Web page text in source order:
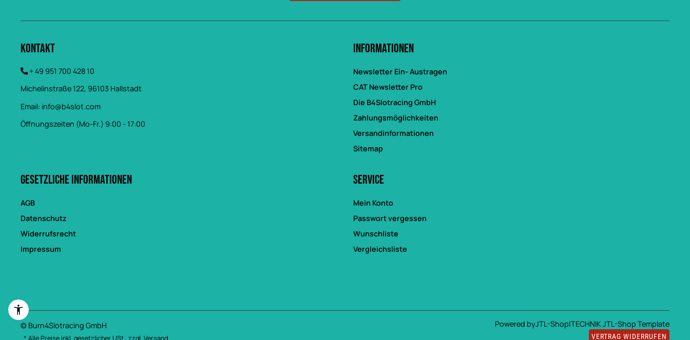
Kontakt
+ 49 951 700 428 10
Michelinstraße 122, 96103 Hallstadt
Email: info@b4slot.com
Öffnungszeiten (Mo-Fr.) 9:00 - 17:00
Informationen
Newsletter Ein- Austragen
CAT Newsletter Pro
Die B4Slotracing GmbH
Zahlungsmöglichkeiten
Versandinformationen
Sitemap
Gesetzliche Informationen
AGB
Datenschutz
Widerrufsrecht
Impressum
Service
Mein Konto
Passwort vergessen
Wunschliste
Vergleichsliste
© Burn4Slotracing GmbH
* Alle Preise inkl. gesetzlicher USt., zzgl. Versand
Powered byJTL-Shop|TECHNIK JTL-Shop Template
VERTRAG WIDERRUFEN